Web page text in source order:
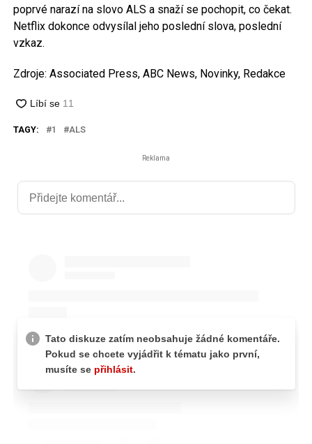
poprvé narazí na slovo ALS a snaží se pochopit, co čekat.
Netflix dokonce odvysílal jeho poslední slova, poslední
vzkaz.
Zdroje: Associated Press, ABC News, Novinky, Redakce
TAGY: 1 ALS
Reklama